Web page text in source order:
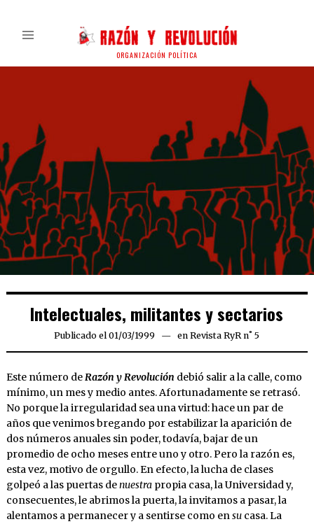
ORGANIZACIÓN POLÍTICA
Intelectuales, militantes y sectarios
Publicado el 01/03/1999 03/04/2020
en Revista RyR n˚ 5
Este número deRazón y Revolución debió salir a la calle, como
mínimo, un mes y medio antes. Afortunadamente se retrasó.
No porque la irregularidad sea una virtud: hace un par de
años que venimos bregando por estabilizar la aparición de
dos números anuales sin poder, todavía, bajar de un
promedio de ocho meses entre uno y otro. Pero la razón es,
esta vez, motivo de orgullo. En efecto, la lucha de clases
golpeó a las puertas denuestrapropia casa, la Universidad y,
consecuentes, le abrimos la puerta, la invitamos a pasar, la
alentamos a permanecer y a sentirse como ensu casa. La